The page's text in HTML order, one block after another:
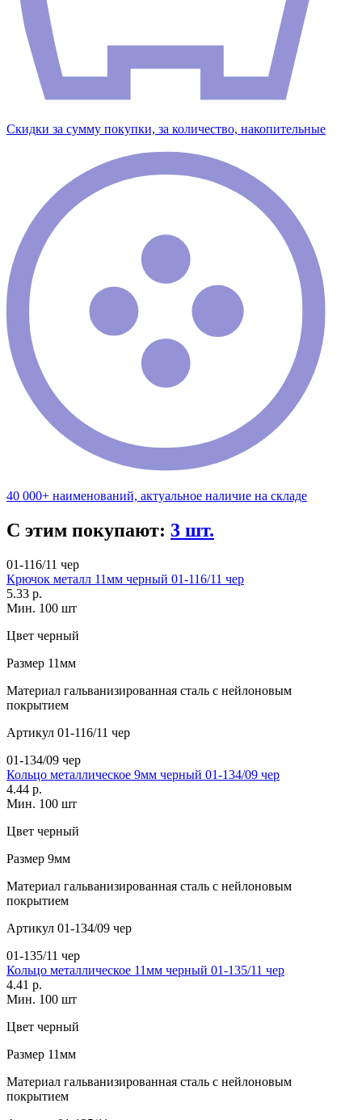
Скидки за сумму покупки, за количество, накопительные
40 000+ наименований, актуальное наличие на складе
С этим покупают: 3 шт.
01-116/11 чер
Крючок металл 11мм черный 01-116/11 чер
5.33 р.
Мин. 100 шт
Цвет черный
Размер 11мм
Материал гальванизированная сталь с нейлоновым
покрытием
Артикул 01-116/11 чер
01-134/09 чер
Кольцо металлическое 9мм черный 01-134/09 чер
4.44 р.
Мин. 100 шт
Цвет черный
Размер 9мм
Материал гальванизированная сталь с нейлоновым
покрытием
Артикул 01-134/09 чер
01-135/11 чер
Кольцо металлическое 11мм черный 01-135/11 чер
4.41 р.
Мин. 100 шт
Цвет черный
Размер 11мм
Материал гальванизированная сталь с нейлоновым
покрытием